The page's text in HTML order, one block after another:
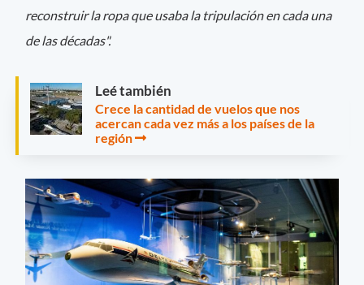
reconstruir la ropa que usaba la tripulación en cada una
de las décadas".
Leé también
Crece la cantidad de vuelos que nos
acercan cada vez más a los países de la
región